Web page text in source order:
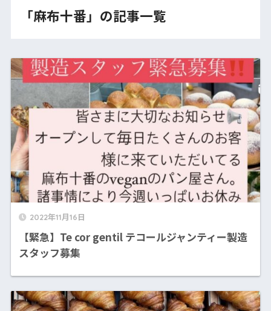
「麻布十番」の記事一覧
2022年11月16日
【緊急】Te cor gentil テコールジャンティー製造
スタッフ募集